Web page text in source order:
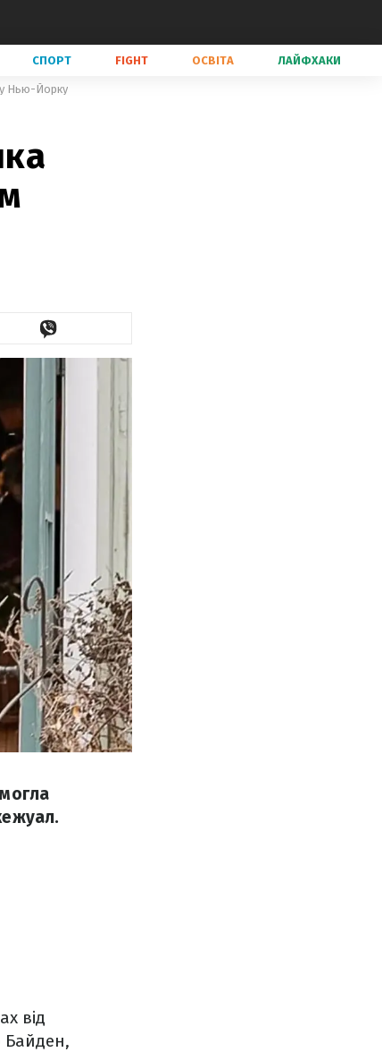
СПОРТ FIGHT ОСВІТА ЛАЙФХАКИ
у Нью-Йорку
від
Байден,